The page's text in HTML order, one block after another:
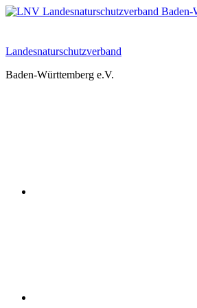
Zum
Landesnaturschutzverband
Baden-Württemberg e.V.